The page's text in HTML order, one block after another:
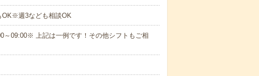
OK※週3なども相談OK
～09:00※ 上記は一例です！その他シフトもご相